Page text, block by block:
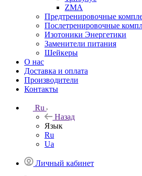
ZMA
Предтренировочные
Послетренировочные
Изотоники Энергетики
Заменители питания
Шейкеры
О нас
Доставка и оплата
Производители
Контакты
Ru
Назад
Язык
Ru
Ua
Личный кабинет